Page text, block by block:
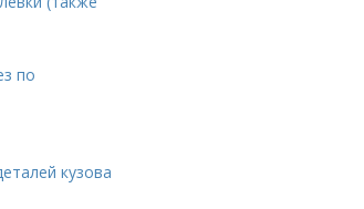
по
кузова